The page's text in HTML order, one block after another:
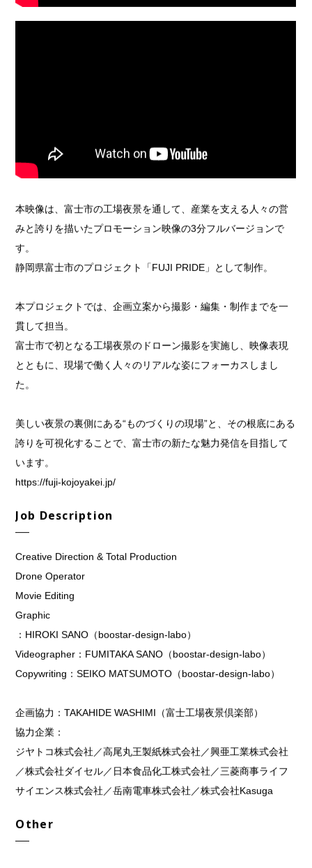
本映像は、富士市の工場夜景を通して、産業を支える人々の営
みと誇りを描いたプロモーション映像の3分フルバージョンで
す。
静岡県富士市のプロジェクト「FUJI PRIDE」として制作。
本プロジェクトでは、企画立案から撮影・編集・制作までを一
貫して担当。
富士市で初となる工場夜景のドローン撮影を実施し、映像表現
とともに、現場で働く人々のリアルな姿にフォーカスしまし
た。
美しい夜景の裏側にある“ものづくりの現場”と、その根底にある
誇りを可視化することで、富士市の新たな魅力発信を目指して
います。
https://fuji-kojoyakei.jp/
Job Description
Creative Direction & Total Production
Drone Operator
Movie Editing
Graphic
：HIROKI SANO（boostar-design-labo）
Videographer：FUMITAKA SANO（boostar-design-labo）
Copywriting：SEIKO MATSUMOTO（boostar-design-labo）
企画協力：TAKAHIDE WASHIMI（富士工場夜景倶楽部）
協力企業：
ジヤトコ株式会社／高尾丸王製紙株式会社／興亜工業株式会社
／株式会社ダイセル／日本食品化工株式会社／三菱商事ライフ
サイエンス株式会社／岳南電車株式会社／株式会社Kasuga
Other